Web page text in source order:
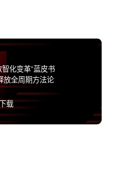
化变革”蓝皮书
放全周期方法论
载